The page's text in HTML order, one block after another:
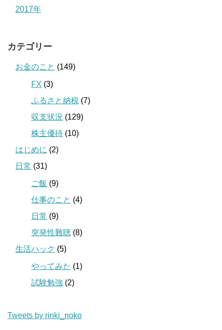
2017年
カテゴリー
お金のこと (149)
FX (3)
ふるさと納税 (7)
収支状況 (129)
株主優待 (10)
はじめに (2)
日常 (31)
ご飯 (9)
仕事のこと (4)
日常 (9)
突発性難聴 (8)
生活ハック (5)
やってみた (1)
試験勉強 (2)
Tweets by rinki_noko